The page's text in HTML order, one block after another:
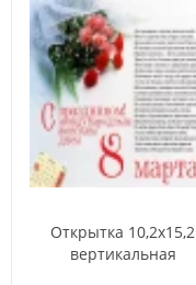
Открытка 10,2x15,2
вертикальная